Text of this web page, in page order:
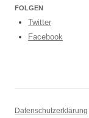
FOLGEN
Twitter
Facebook
Datenschutzerklärung